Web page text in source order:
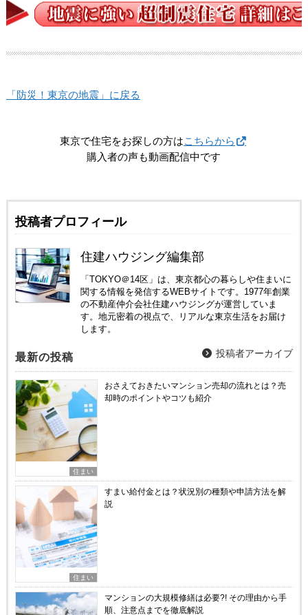
「防災！東京の地震」に戻る
東京で住宅をお探しの方はこちらから
購入者の声も動画配信中です
投稿者プロフィール
住建ハウジング編集部
「TOKYO＠14区」は、東京都心の暮らしや住まいに
関する情報を発信するWEBサイトです。1977年創業
の不動産仲介会社住建ハウジングが運営していま
す。地元密着の視点で、リアルな東京生活をお届け
します。
最新の投稿 投稿者アーカイブ
住まい
おさえておきたいマンション売却の流れとは？売
却時のポイントやコツも紹介
住まい
すまい給付金とは？状況別の種類や申請方法を解
説
マンションの大規模修繕は必要?! その理由から手
順、注意点までを徹底解説